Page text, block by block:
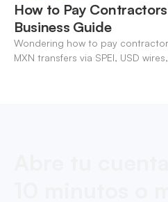
How to Pay
Business Guide
Wondering how to pay
MXN transfers via SPEI, USD